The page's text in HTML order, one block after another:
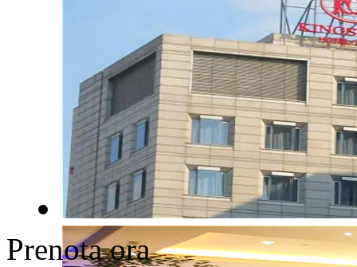
Prenota ora